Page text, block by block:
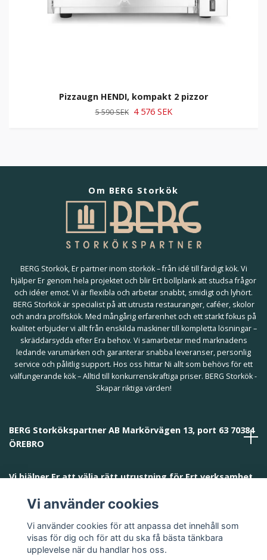
Pizzaugn HENDI, kompakt 2 pizzor
5 590 SEK 4 576 SEK
Om BERG Storkök
BERG Storkök, Er partner inom storkök – från idé till färdigt kök. Vi
hjälper Er genom hela projektet och blir Ert bollplank att studsa frågor
och idéer emot. Vi är flexibla och arbetar snabbt, smidigt och lyhört.
BERG Storkök är specialist på att utrusta restauranger, caféer, skolor
och andra proffskök. Med mångårig erfarenhet och ett starkt fokus på
kvalitet erbjuder vi allt från enskilda maskiner till kompletta lösningar –
skräddarsydda efter Era behov. Vi samarbetar med marknadens
ledande varumärken och garanterar snabba leveranser, personlig
service och pålitlig support. Hos oss hittar Ni allt som behövs för ett
välfungerande kök – Alltid till konkurrenskraftiga priser. BERG Storkök -
Skapar riktiga värden!
BERG Storkökspartner AB Markörvägen 13, port 63 70384
ÖREBRO
Vi hjälper Er att välja rätt utrustning för Ert verksamhet
Vi använder cookies
Vi använder cookies för att anpassa det innehåll som
visas för dig och för att du ska få bästa tänkbara
upplevelse när du handlar hos oss.